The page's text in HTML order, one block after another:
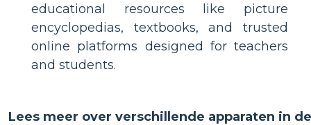
educational resources like picture
encyclopedias, textbooks, and trusted
online platforms designed for teachers
and students.
Lees meer over verschillende apparaten in de